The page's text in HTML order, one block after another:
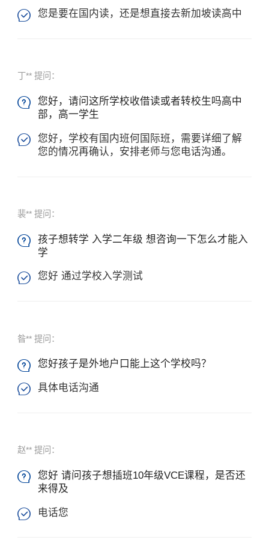
 您是要在国内读，还是想直接去新加坡读高中
丁** 提问：

您好，请问这所学校收借读或者转校生吗高中
部，高一学生

您好，学校有国内班何国际班，需要详细了解
您的情况再确认，安排老师与您电话沟通。
裴** 提问：

孩子想转学 入学二年级 想咨询一下怎么才能入
学
 您好 通过学校入学测试
昝** 提问：
 您好孩子是外地户口能上这个学校吗？
 具体电话沟通
赵** 提问：

您好 请问孩子想插班10年级VCE课程，是否还
来得及
 电话您